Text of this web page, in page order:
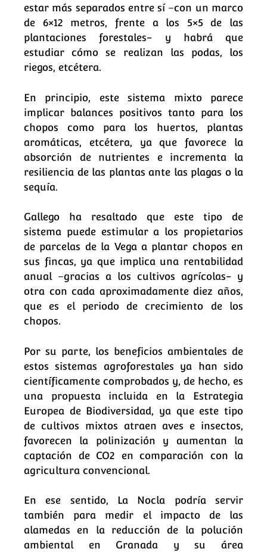
estar más separados entre sí –con un marco
de 6×12 metros, frente a los 5×5 de las
plantaciones forestales- y habrá que
estudiar cómo se realizan las podas, los
riegos, etcétera.
En principio, este sistema mixto parece
implicar balances positivos tanto para los
chopos como para los huertos, plantas
aromáticas, etcétera, ya que favorece la
absorción de nutrientes e incrementa la
resiliencia de las plantas ante las plagas o la
sequía.
Gallego ha resaltado que este tipo de
sistema puede estimular a los propietarios
de parcelas de la Vega a plantar chopos en
sus fincas, ya que implica una rentabilidad
anual –gracias a los cultivos agrícolas- y
otra con cada aproximadamente diez años,
que es el periodo de crecimiento de los
chopos.
Por su parte, los beneficios ambientales de
estos sistemas agroforestales ya han sido
científicamente comprobados y, de hecho, es
una propuesta incluida en la Estrategia
Europea de Biodiversidad, ya que este tipo
de cultivos mixtos atraen aves e insectos,
favorecen la polinización y aumentan la
captación de CO2 en comparación con la
agricultura convencional.
En ese sentido, La Nocla podría servir
también para medir el impacto de las
alamedas en la reducción de la polución
ambiental en Granada y su área